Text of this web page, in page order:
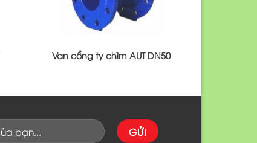
Van cổng ty chìm AUT DN50